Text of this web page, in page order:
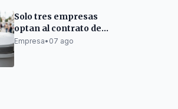
Solo tres empresas
optan al contrato de
recogida de residuos
Empresa• 07 ago